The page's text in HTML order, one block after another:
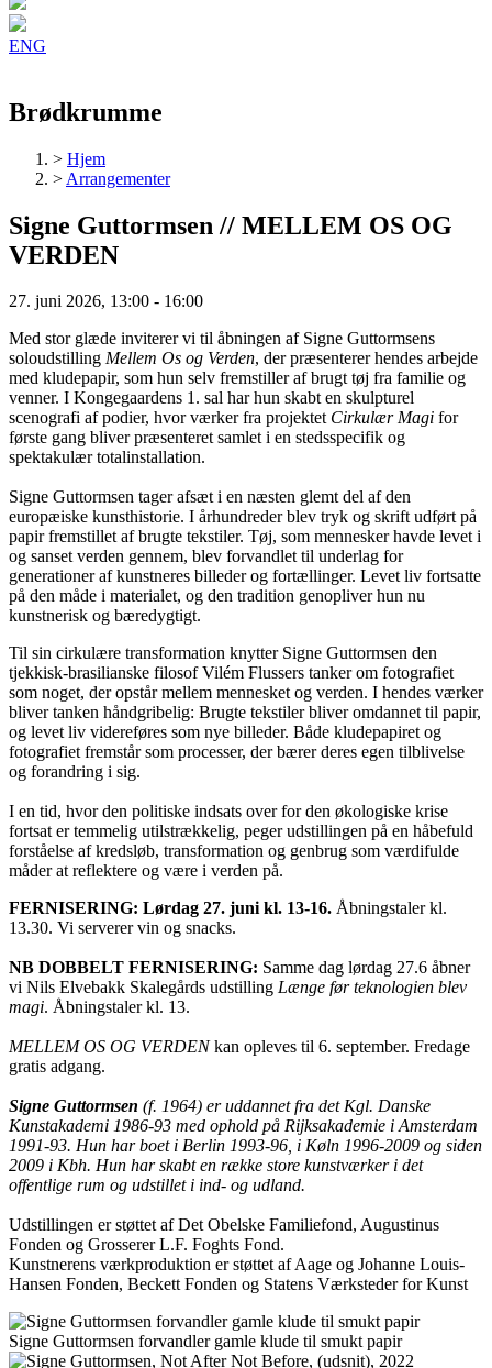
ENG
Brødkrumme
> Hjem
> Arrangementer
Signe Guttormsen // MELLEM OS OG
VERDEN
27. juni 2026, 13:00 - 16:00
Med stor glæde inviterer vi til åbningen af Signe Guttormsens
soloudstilling Mellem Os og Verden, der præsenterer hendes arbejde
med kludepapir, som hun selv fremstiller af brugt tøj fra familie og
venner. I Kongegaardens 1. sal har hun skabt en skulpturel
scenografi af podier, hvor værker fra projektet Cirkulær Magi for
første gang bliver præsenteret samlet i en stedsspecifik og
spektakulær totalinstallation.
Signe Guttormsen tager afsæt i en næsten glemt del af den
europæiske kunsthistorie. I århundreder blev tryk og skrift udført på
papir fremstillet af brugte tekstiler. Tøj, som mennesker havde levet i
og sanset verden gennem, blev forvandlet til underlag for
generationer af kunstneres billeder og fortællinger. Levet liv fortsatte
på den måde i materialet, og den tradition genopliver hun nu
kunstnerisk og bæredygtigt.
Til sin cirkulære transformation knytter Signe Guttormsen den
tjekkisk-brasilianske filosof Vilém Flussers tanker om fotografiet
som noget, der opstår mellem mennesket og verden. I hendes værker
bliver tanken håndgribelig: Brugte tekstiler bliver omdannet til papir,
og levet liv videreføres som nye billeder. Både kludepapiret og
fotografiet fremstår som processer, der bærer deres egen tilblivelse
og forandring i sig.
I en tid, hvor den politiske indsats over forden økologiske krise
fortsat er temmelig utilstrækkelig, peger udstillingen på en håbefuld
forståelse af kredsløb, transformation og genbrug som værdifulde
måder at reflektere og være i verden på.
FERNISERING: Lørdag 27. juni kl. 13-16. Åbningstaler kl.
13.30. Vi serverer vin og snacks.
NB DOBBELT FERNISERING: Samme dag lørdag 27.6 åbner
vi Nils Elvebakk Skalegårds udstilling Længe før teknologien blev
magi. Åbningstaler kl. 13.
MELLEM OS OG VERDENkan opleves til 6. september. Fredage
gratis adgang.
Signe Guttormsen (f. 1964) er uddannet fra det Kgl. Danske
Kunstakademi 1986-93 med ophold på Rijksakademie i Amsterdam
1991-93. Hun har boet i Berlin 1993-96, i Køln 1996-2009 og siden
2009 i Kbh. Hun har skabt en række store kunstværker i det
offentlige rum og udstillet i ind- og udland.
Udstillingen er støttet af Det Obelske Familiefond, Augustinus
Fonden og Grosserer L.F. Foghts Fond.
Kunstnerens værkproduktion er støttet af Aage og Johanne Louis-
Hansen Fonden, Beckett Fonden og Statens Værksteder for Kunst
Signe Guttormsen forvandler gamle klude til smukt papir